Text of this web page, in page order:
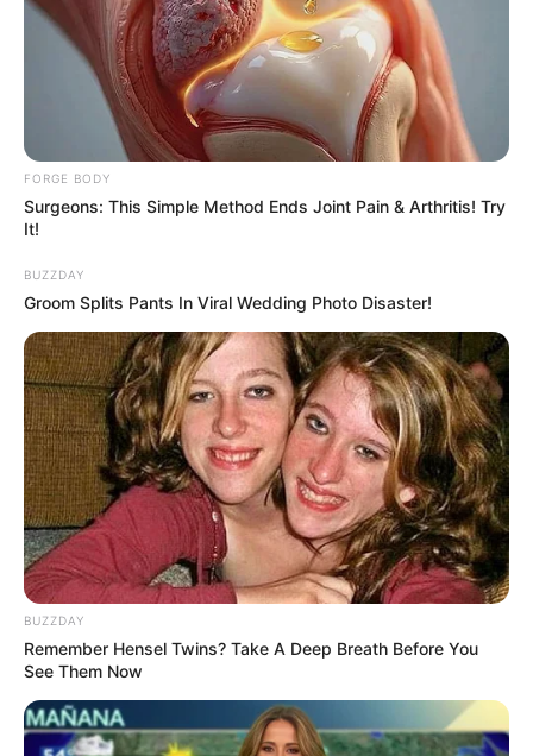
If Looks Could Kill, These Women Would Be On Top
BRAINBERRIES
Why Big Bang Theory Fans Despise These 8
Characters
BRAINBERRIES
FORGE BODY
Surgeons: This Simple Method Ends Joint Pain & Arthritis! Try
It!
BUZZDAY
Groom Splits Pants In Viral Wedding Photo Disaster!
BUZZDAY
Remember Hensel Twins? Take A Deep Breath Before You
See Them Now